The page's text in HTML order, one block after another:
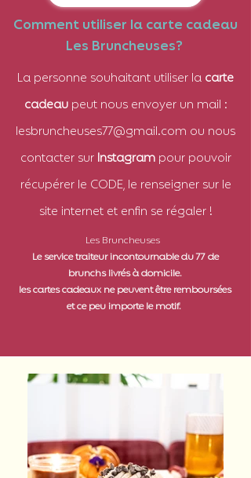
Comment utiliser lacarte cadeau
Les Bruncheuses?
La personne souhaitant utiliser la carte
cadeaupeut nous envoyer un mail :
lesbruncheuses77@gmail.com ou nous
contacter sur Instagrampour pouvoir
récupérer le CODE, le renseigner sur le
site internet et enfin se régaler !
Les Bruncheuses
Le service traiteur incontournable du 77 de
brunchs livrés à domicile.
les cartes cadeaux ne peuvent être remboursées
et ce peu importe le motif.